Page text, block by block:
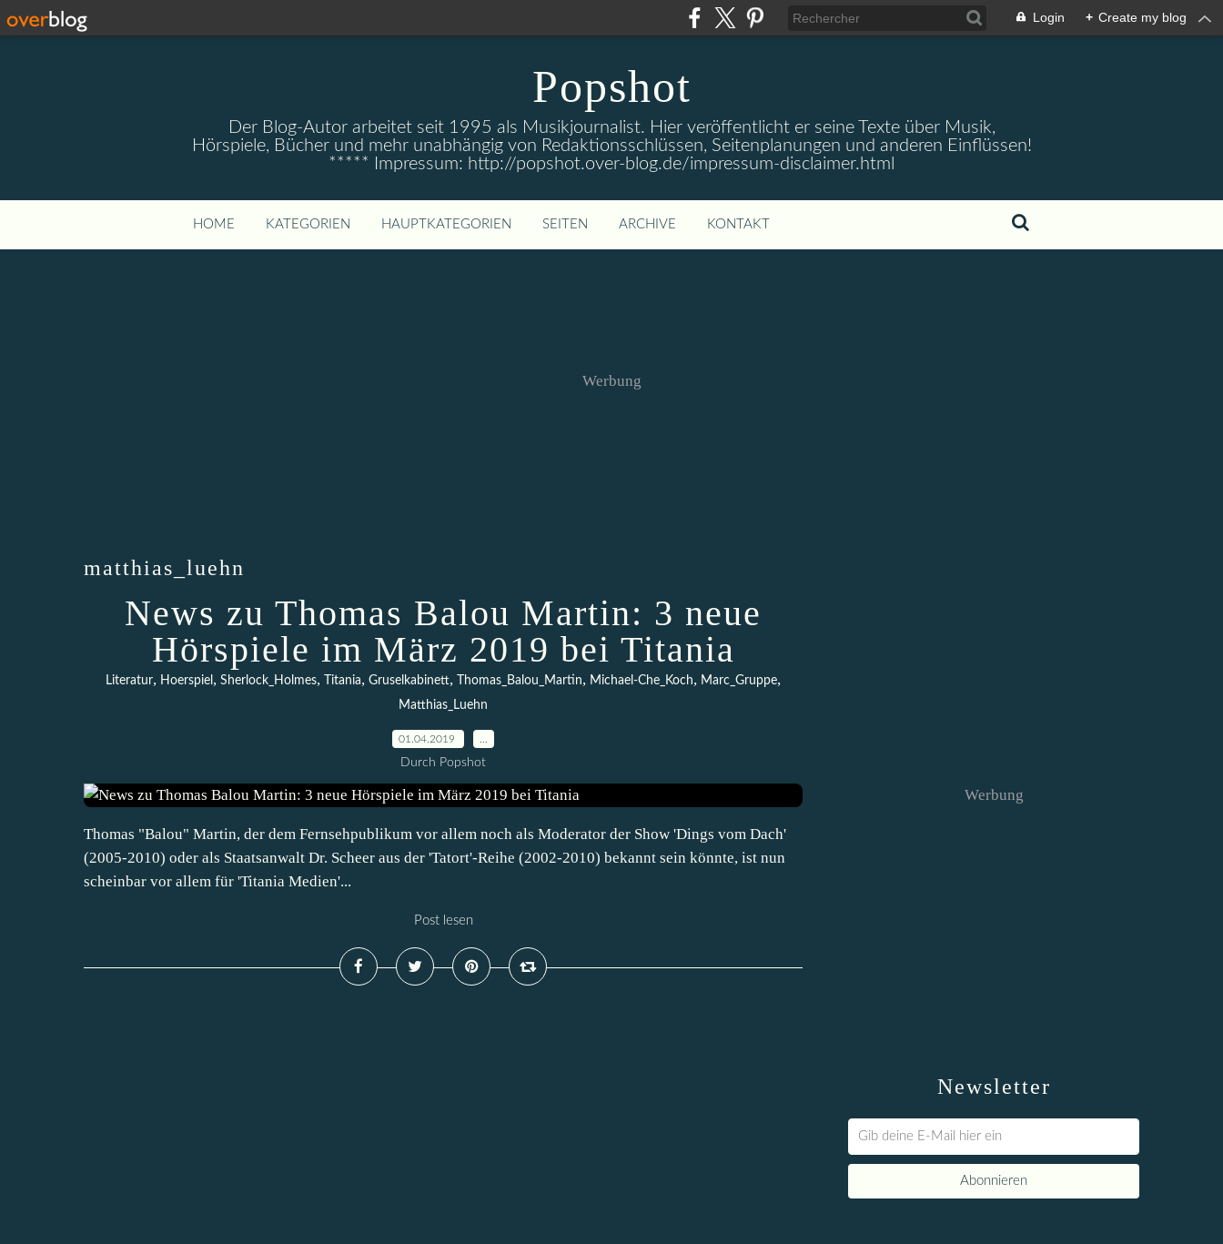
Login + Create my blog
Popshot
Der Blog-Autor arbeitet seit 1995 als Musikjournalist. Hier veröffentlicht er seine Texte über Musik,
Hörspiele, Bücher und mehr unabhängig von Redaktionsschlüssen, Seitenplanungen und anderen Einflüssen!
***** Impressum: http://popshot.over-blog.de/impressum-disclaimer.html
HOME KATEGORIEN HAUPTKATEGORIEN SEITEN ARCHIVE KONTAKT
Werbung
matthias_luehn
News zu Thomas Balou Martin: 3 neue
Hörspiele im März 2019 bei Titania
Literatur, Hoerspiel , Sherlock_Holmes, Titania, Gruselkabinett, Thomas_Balou_Martin, Michael-Che_Koch, Marc_Gruppe,
Matthias_Luehn
01.04.2019
Durch Popshot
Thomas "Balou" Martin, der dem Fernsehpublikum vor allem noch als Moderator der Show 'Dings vom Dach'
(2005-2010) oder als Staatsanwalt Dr. Scheer aus der 'Tatort'-Reihe (2002-2010) bekannt sein könnte, ist nun
scheinbar vor allem für 'Titania Medien'...
Post lesen
Newsletter
Werbung